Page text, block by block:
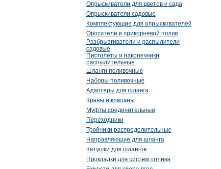
Опрыскиватели для цветов и сада
Опрыскиватели садовые
Комплектующие для опрыскивателей
Оросители и прикорневой полив
Разбрызгиватели и распылители
садовые
Пистолеты и наконечники
распылительные
Шланги поливочные
Наборы поливочные
Адаптеры для шланга
Краны и клапаны
Муфты соединительные
Переходники
Тройники распределительные
Направляющие для шланга
Катушки для шлангов
Прокладки для систем полива